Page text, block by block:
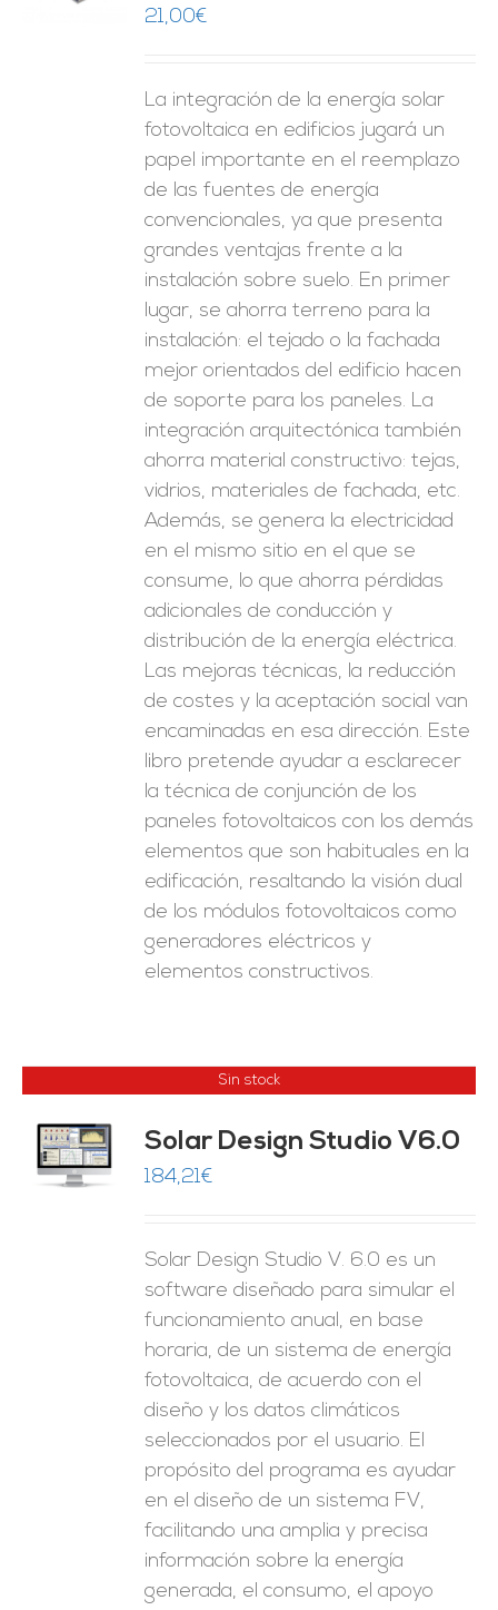
21,00€
La integración de la energía solar
fotovoltaica en edificios jugará un
papel importante en el reemplazo
de las fuentes de energía
convencionales, ya que presenta
grandes ventajas frente a la
instalación sobre suelo. En primer
lugar, se ahorra terreno para la
instalación: el tejado o la fachada
mejor orientados del edificio hacen
de soporte para los paneles. La
integración arquitectónica también
ahorra material constructivo: tejas,
vidrios, materiales de fachada, etc.
Además, se genera la electricidad
en el mismo sitio en el que se
consume, lo que ahorra pérdidas
adicionales de conducción y
distribución de la energía eléctrica.
Las mejoras técnicas, la reducción
de costes y la aceptación social van
encaminadas en esa dirección. Este
libro pretende ayudar a esclarecer
la técnica de conjunción de los
paneles fotovoltaicos con los demás
elementos que son habituales en la
edificación, resaltando la visión dual
de los módulos fotovoltaicos como
generadores eléctricos y
elementos constructivos.
Sin stock
Solar Design Studio V6.0
184,21€
Solar Design Studio V. 6.0 es un
software diseñado para simular el
funcionamiento anual, en base
horaria, de un sistema de energía
fotovoltaica, de acuerdo con el
diseño y los datos climáticos
seleccionados por el usuario. El
propósito del programa es ayudar
en el diseño de un sistema FV,
facilitando una amplia y precisa
información sobre la energía
generada, el consumo, el apoyo